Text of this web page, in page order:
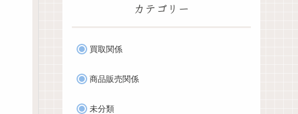
カテゴリー
買取関係
商品販売関係
未分類